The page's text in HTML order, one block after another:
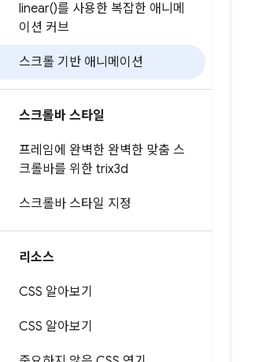
linear()를 사용한 복잡한 애니메
이션 커브
스크롤 기반 애니메이션
스크롤바 스타일
프레임에 완벽한 완벽한 맞춤 스
크롤바를 위한 trix3d
스크롤바 스타일 지정
리소스
CSS 알아보기
CSS 알아보기